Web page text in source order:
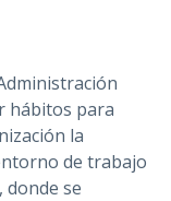
hábitos para
la
de trabajo
donde se